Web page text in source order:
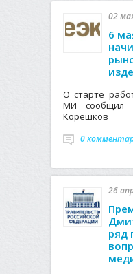
02
6
О старте
МИ сообщил
Корешков
0
26
ряд